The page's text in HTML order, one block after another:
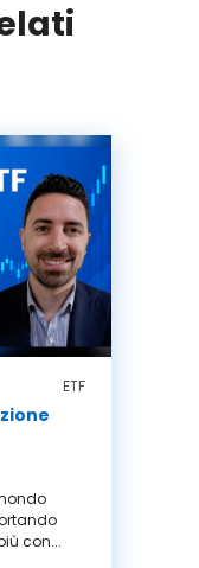
ETF
con...